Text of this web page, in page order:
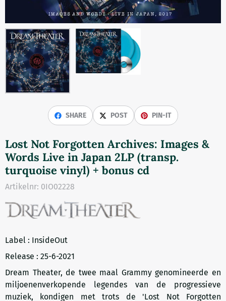
SHARE POST PIN-IT
Lost Not Forgotten Archives: Images &
Words Live in Japan 2LP (transp.
turquoise vinyl) + bonus cd
Artikelnr: 0IO02228
Label : InsideOut
Release : 25-6-2021
Dream Theater, de twee maal Grammy genomineerde en
miljoenenverkopende legendes van de progressieve
muziek, kondigen met trots de 'Lost Not Forgotten